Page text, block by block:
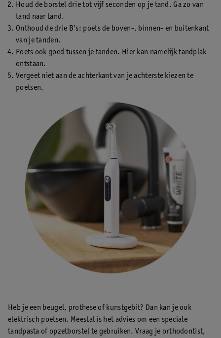
Houd de borstel drie tot vijf seconden op je tand. Ga zo van
tand naar tand.
Onthoud de drie B’s: poets de boven-, binnen- en buitenkant
van je tanden.
Poets ook goed tussen je tanden. Hier kan namelijk tandplak
ontstaan.
Vergeet niet aan de achterkant van je achterste kiezen te
poetsen.
Heb je een beugel, prothese of kunstgebit? Dan kan je ook
elektrisch poetsen. Meestal is het advies om een speciale
tandpasta of opzetborstel te gebruiken. Vraag je orthodontist,